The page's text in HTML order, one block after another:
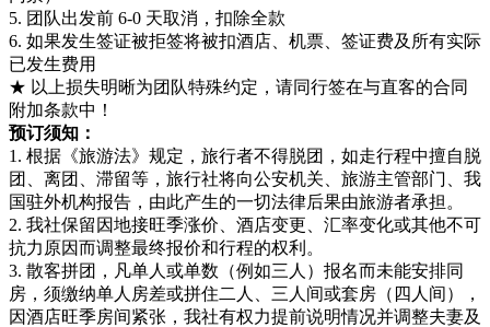
5. 团队出发前 6-0 天取消，扣除全款
6. 如果发生签证被拒签将被扣酒店、机票、签证费及所有实际
已发生费用
★ 以上损失明晰为团队特殊约定，请同行签在与直客的合同
附加条款中！
预订须知：
1. 根据《旅游法》规定，旅行者不得脱团，如走行程中擅自脱
团、离团、滞留等，旅行社将向公安机关、旅游主管部门、我
国驻外机构报告，由此产生的一切法律后果由旅游者承担。
2. 我社保留因地接旺季涨价、酒店变更、汇率变化或其他不可
抗力原因而调整最终报价和行程的权利。
3. 散客拼团，凡单人或单数（例如三人）报名而未能安排同
房，须缴纳单人房差或拼住二人、三人间或套房（四人间），
因酒店旺季房间紧张，我社有权力提前说明情况并调整夫妻及